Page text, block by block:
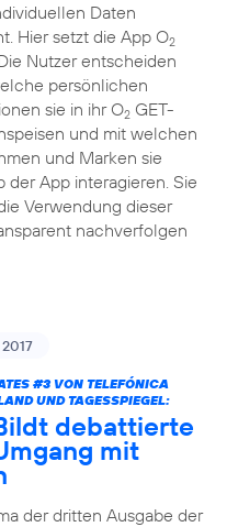
Daten
Hier setzt die App O2
Nutzer entscheiden
persönlichen
sie in ihr O2GET-
und mit welchen
und Marken sie
der App interagieren. Sie
Verwendung dieser
nachverfolgen
#3VON TELEFÓNICA
UND TAGESSPIEGEL:
debattierte
mit
der dritten Ausgabe der